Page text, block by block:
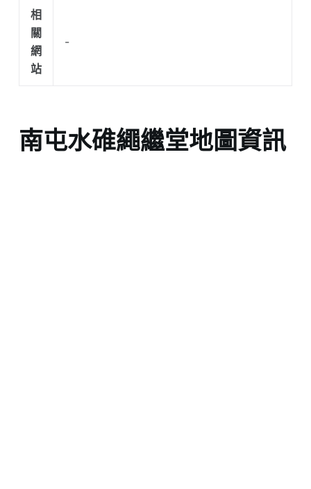
相
關
網
站
-
南屯水碓繩繼堂地圖資訊